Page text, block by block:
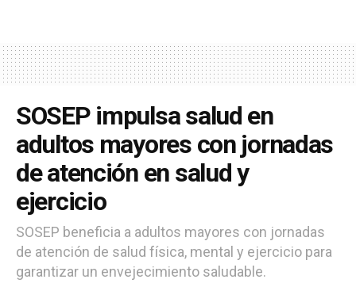
SOSEP impulsa salud en
adultos mayores con jornadas
de atención en salud y
ejercicio
SOSEP beneficia a adultos mayores con jornadas
de atención de salud física, mental y ejercicio para
garantizar un envejecimiento saludable.